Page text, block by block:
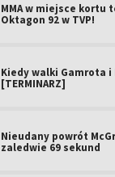
MMA w miejsce kortu
Oktagon 92 w TVP!
Kiedy walki Gamrota i
[TERMINARZ]
Nieudany powrót
zaledwie 69 sekund